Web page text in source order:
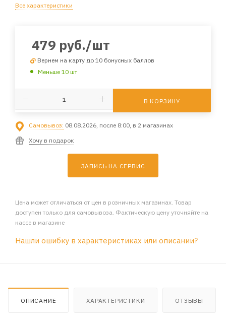
Все характеристики
479 руб./шт
Вернем на карту до 10 бонусных баллов
Меньше 10 шт
В КОРЗИНУ
Самовывоз: 08.08.2026, после 8:00, в 2 магазинах
Хочу в подарок
ЗАПИСЬ НА СЕРВИС
Цена может отличаться от цен в розничных магазинах. Товар
доступен только для самовывоза. Фактическую цену уточняйте на
кассе в магазине
Нашли ошибку в характеристиках или описании?
ОПИСАНИЕ ХАРАКТЕРИСТИКИ ОТЗЫВЫ